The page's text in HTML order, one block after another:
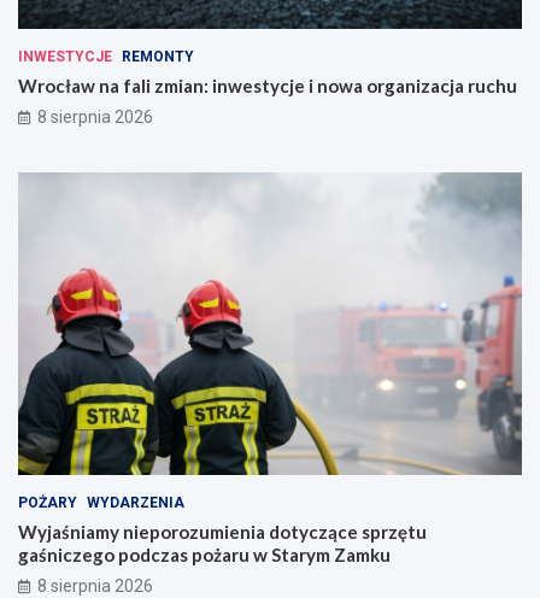
INWESTYCJE REMONTY
Wrocław na fali zmian: inwestycje i nowa organizacja ruchu
8 sierpnia 2026
POŻARY WYDARZENIA
Wyjaśniamy nieporozumienia dotyczące sprzętu
gaśniczego podczas pożaru w Starym Zamku
8 sierpnia 2026